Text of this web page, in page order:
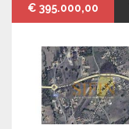
€ 395.000,00